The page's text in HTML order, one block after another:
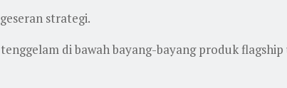
strategi.
di bawah bayang-bayang produk